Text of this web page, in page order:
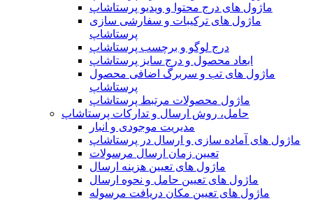
ماژول های درج محتوا و ویدیو پرستاشاپ
ماژول های ترکیبات و سفارشی سازی
پرستاشاپ
درج لوگو و برچسب پرستاشاپ
ابعاد محصول و درج سایز پرستاشاپ
ماژول های تب و سربرگ اضافی محصول
پرستاشاپ
ماژول محصولات مرتبط پرستاشاپ
حامل، روش ارسال و تدارکات پرستاشاپ
مدیریت موجودی و انبار
ماژول های آماده سازی و ارسال در پرستاشاپ
تعیین زمان ارسال مرسولات
ماژول های تعیین هزینه ارسال
ماژول های تعیین حامل و نحوه ارسال
ماژول های تعیین مکان دریافت مرسوله